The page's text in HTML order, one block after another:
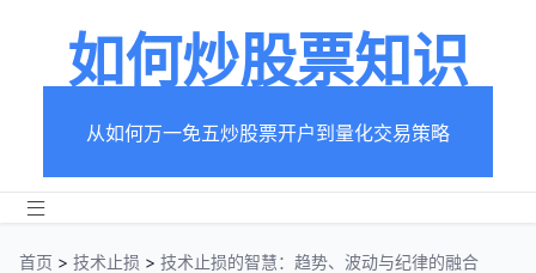
如何炒股票知识
从如何万一免五炒股票开户到量化交易策略
首页 > 技术止损 > 技术止损的智慧：趋势、波动与纪律的融合